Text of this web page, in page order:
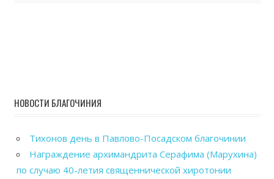
НОВОСТИ БЛАГОЧИНИЯ
Тихонов день в Павлово-Посадском благочинии
Награждение архимандрита Серафима (Марухина)
по случаю 40-летия священнической хиротонии